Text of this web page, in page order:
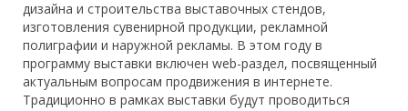
дизайна и строительства выставочных стендов,
изготовления сувенирной продукции, рекламной
полиграфии и наружной рекламы. В этом году в
программу выставки включен web-раздел, посвященный
актуальным вопросам продвижения в интернете.
Традиционно в рамках выставки будут проводиться